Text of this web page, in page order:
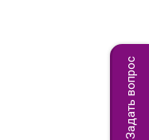
Задать вопрос